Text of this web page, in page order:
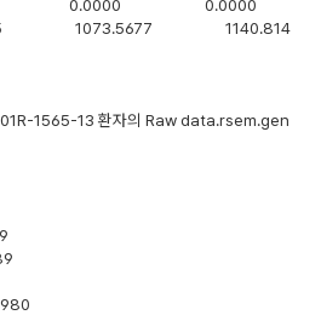
0.0000 0.0000
1073.5677 1140.814
1565-13 환자의 Raw data.rsem.gen